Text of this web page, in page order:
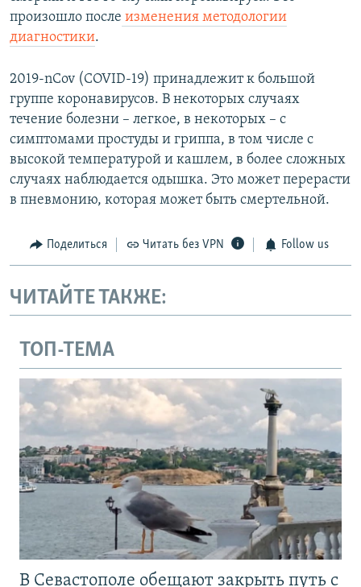
произошло после изменения методологии
диагностики.
2019-nCov (COVID-19) принадлежит к большой
группе коронавирусов. В некоторых случаях
течение болезни – легкое, в некоторых – с
симптомами простуды и гриппа, в том числе с
высокой температурой и кашлем, в более сложных
случаях наблюдается одышка. Это может перерасти
в пневмонию, которая может быть смертельной.
Поделиться Читать без VPN Follow us
ЧИТАЙТЕ ТАКЖЕ:
ТОП-ТЕМА
В Севастополе обещают закрыть путь с